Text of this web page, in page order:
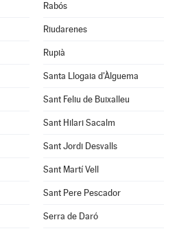
Rabós
Riudarenes
Rupià
Santa Llogaia d'Àlguema
Sant Feliu de Buixalleu
Sant Hilari Sacalm
Sant Jordi Desvalls
Sant Martí Vell
Sant Pere Pescador
Serra de Daró